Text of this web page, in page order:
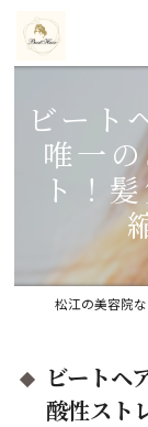
ビート
唯一
ト！
ビートヘ
酸性スト